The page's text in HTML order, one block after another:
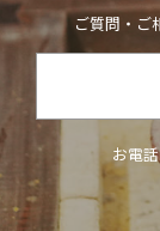
ご質問・ご
お電